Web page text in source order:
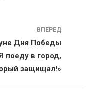
ВПЕРЕД
Дня Победы
поеду в город,
защищал!»